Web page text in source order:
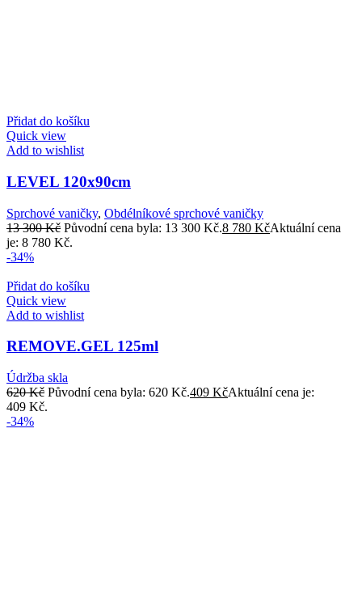
Přidat do košíku
Quick view
Add to wishlist
LEVEL 120x90cm
Sprchové vaničky, Obdélníkové sprchové vaničky
13 300Kč Původní cena byla: 13 300 Kč.8 780 KčAktuální cena
je: 8 780 Kč.
-34%
Přidat do košíku
Quick view
Add to wishlist
REMOVE.GEL 125ml
Údržba skla
620Kč Původní cena byla: 620 Kč.409 KčAktuální cena je:
409 Kč.
-34%